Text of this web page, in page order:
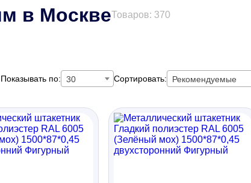
в МосквеТоваров: 370
Показывать по: 30 Сортировать: Рекомендуемые